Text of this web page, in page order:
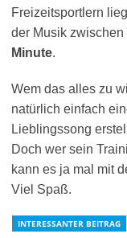
Freizeitsportlern
der Musik zwischen
Minute.
Wem das alles zu
natürlich einfach
Lieblingssong
Doch wer sein
kann es ja mal mit
Viel Spaß.
INTERESSANTER BEITRAG